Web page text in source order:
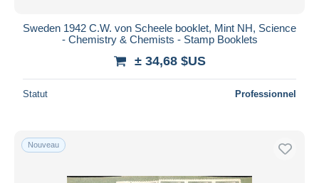
Sweden 1942 C.W. von Scheele booklet, Mint NH, Science
- Chemistry & Chemists - Stamp Booklets
± 34,68 $US
Statut Professionnel
Nouveau